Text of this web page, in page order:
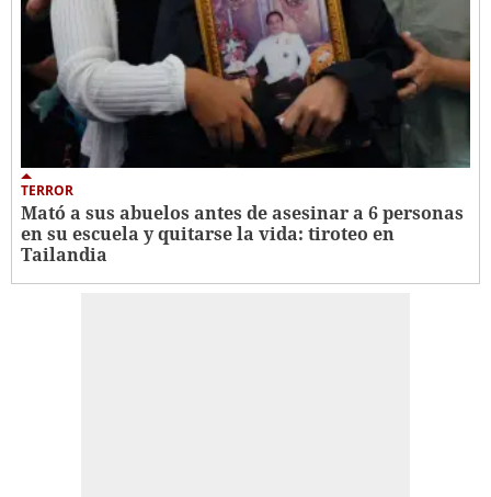
TERROR
Mató a sus abuelos antes de asesinar a 6 personas
en su escuela y quitarse la vida: tiroteo en
Tailandia